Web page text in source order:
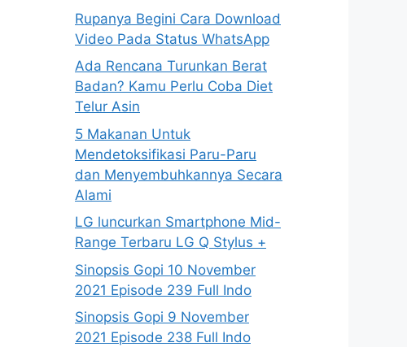
Rupanya Begini Cara Download
Video Pada Status WhatsApp
Ada Rencana Turunkan Berat
Badan? Kamu Perlu Coba Diet
Telur Asin
5 Makanan Untuk
Mendetoksifikasi Paru-Paru
dan Menyembuhkannya Secara
Alami
LG luncurkan Smartphone Mid-
Range Terbaru LG Q Stylus +
Sinopsis Gopi 10 November
2021 Episode 239 Full Indo
Sinopsis Gopi 9 November
2021 Episode 238 Full Indo